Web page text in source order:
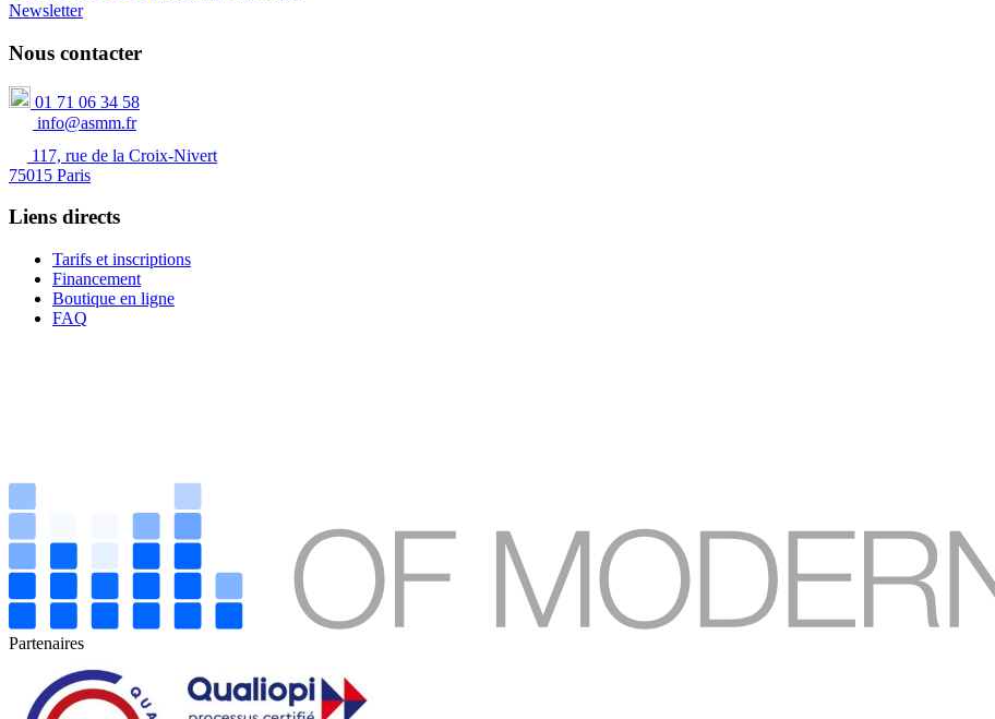
Newsletter
Nous contacter
01 71 06 34 58
info@asmm.fr
117, rue de la Croix-Nivert
75015 Paris
Liens directs
Tarifs et inscriptions
Financement
Boutique en ligne
FAQ
Partenaires